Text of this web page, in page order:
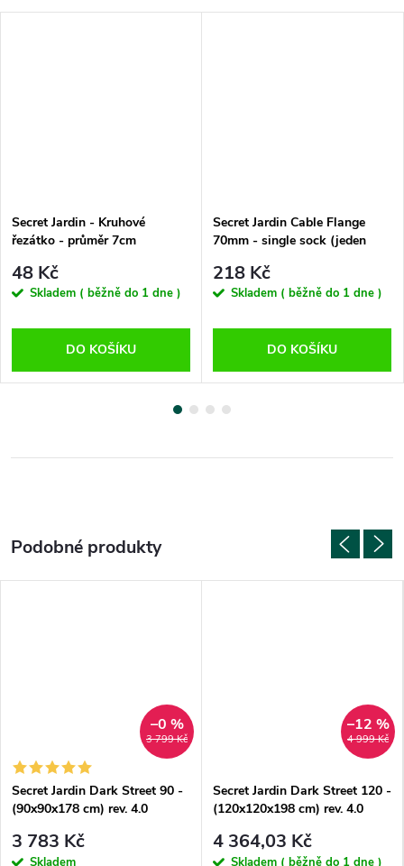
Secret Jardin - Kruhové
řezátko - průměr 7cm
48 Kč
Skladem ( běžně do 1 dne )
DO KOŠÍKU
Secret Jardin Cable Flange
70mm - single sock (jeden
218 Kč
Skladem ( běžně do 1 dne )
DO KOŠÍKU
3 799 Kč
–0 %
Secret Jardin Dark Street 90 -
(90x90x178 cm) rev. 4.0
3 783 Kč
Skladem
4 999 Kč
–12 %
Secret Jardin Dark Street 120 -
(120x120x198 cm) rev. 4.0
4 364,03 Kč
Skladem ( běžně do 1 dne )